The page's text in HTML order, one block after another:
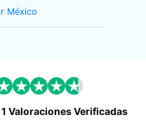
México
1 Valoraciones Verificadas